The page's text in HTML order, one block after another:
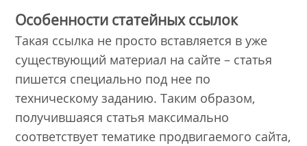
Особенности статейных ссылок
Такая ссылка не просто вставляется в уже
существующий материал на сайте – статья
пишется специально под нее по
техническому заданию. Таким образом,
получившаяся статья максимально
соответствует тематике продвигаемого сайта,